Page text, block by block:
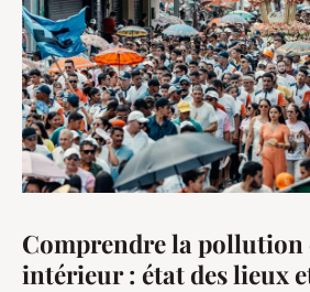
Comprendre la pollution
intérieur : état des lieux